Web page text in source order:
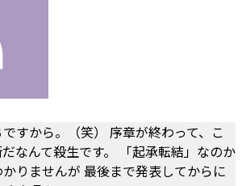
すから。（笑） 序章が終わって、こ
なんて殺生です。 「起承転結」なのか
かりませんが 最後まで発表してからに